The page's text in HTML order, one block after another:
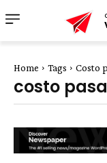
Home Tags Costo
costo